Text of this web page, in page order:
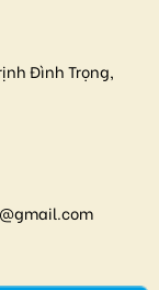
Đình Trọng,